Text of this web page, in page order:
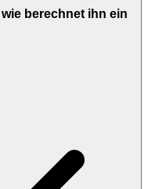
berechnet ihn ein